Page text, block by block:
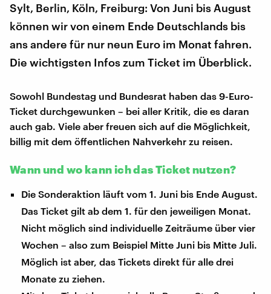
Sylt, Berlin, Köln, Freiburg: Von Juni bis August
können wir von einem Ende Deutschlands bis
ans andere für nur neun Euro im Monat fahren.
Die wichtigsten Infos zum Ticket im Überblick.
Sowohl Bundestag und Bundesrat haben das 9-Euro-
Ticket durchgewunken – bei aller Kritik, die es daran
auch gab. Viele aber freuen sich auf die Möglichkeit,
billig mit dem öffentlichen Nahverkehr zu reisen.
Wann und wo kann ich das Ticket nutzen?
Die Sonderaktion läuft vom 1. Juni bis Ende August.
Das Ticket gilt ab dem 1. für den jeweiligen Monat.
Nicht möglich sind individuelle Zeiträume über vier
Wochen – also zum Beispiel Mitte Juni bis Mitte Juli.
Möglich ist aber, das Tickets direkt für alle drei
Monate zu ziehen.